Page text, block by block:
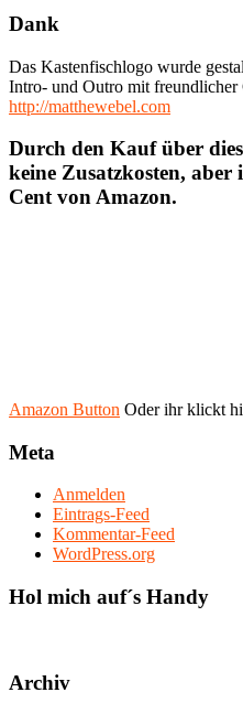
Dank
Das Kastenfischlogo wurde
Intro- und Outro mit freundlicher
http://matthewebel.com
Durch den Kauf über
keine Zusatzkosten, aber
Cent von Amazon.
Amazon Button Oder ihr klickt
Meta
Anmelden
Eintrags-Feed
Kommentar-Feed
WordPress.org
Hol mich auf´s Handy
Archiv